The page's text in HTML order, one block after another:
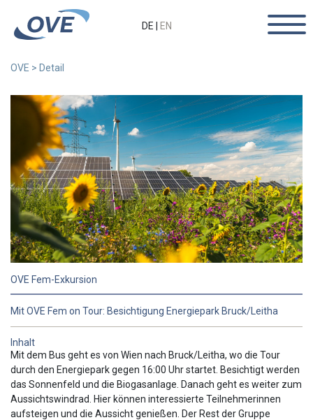
DE EN
OVE > Detail
OVE Fem-Exkursion
Mit OVE Fem on Tour: Besichtigung Energiepark Bruck/Leitha
Inhalt
Mit dem Bus geht es von Wien nach Bruck/Leitha, wo die Tour
durch den Energiepark gegen 16:00 Uhr startet. Besichtigt werden
das Sonnenfeld und die Biogasanlage. Danach geht es weiter zum
Aussichtswindrad. Hier können interessierte Teilnehmerinnen
aufsteigen und die Aussicht genießen. Der Rest der Gruppe